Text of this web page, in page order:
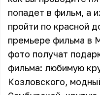
попадет в фильм, а
пройти по красной
премьере фильма в
фото получат
фильма: любимую
Козловского,